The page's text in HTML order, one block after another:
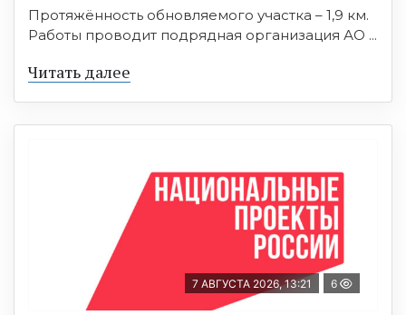
Протяжённость обновляемого участка – 1,9 км.
Работы проводит подрядная организация АО ...
Читать далее
7 АВГУСТА 2026, 13:21 6